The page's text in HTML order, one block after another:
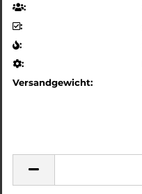
:
:
:
:
Versandgewicht: